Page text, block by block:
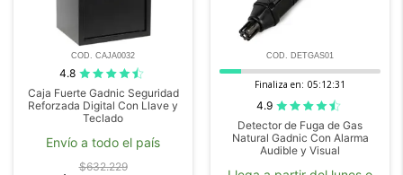
COD. CAJA0032
4.8
Caja Fuerte Gadnic Seguridad
Reforzada Digital Con Llave y
Teclado
Envío a todo el país
$632.229
COD. DETGAS01
Finaliza en: 05:12:29
4.9
Detector de Fuga de Gas
Natural Gadnic Con Alarma
Audible y Visual